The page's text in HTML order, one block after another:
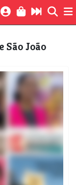
São João